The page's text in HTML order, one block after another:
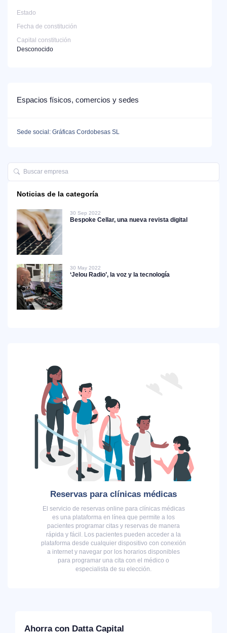
Estado
Fecha de constitución
Capital constitución
Desconocido
Espacios físicos, comercios y sedes
Sede social: Gráficas Cordobesas SL
Noticias de la categoría
30 Sep 2022
Bespoke Cellar, una nueva revista digital
30 May 2022
‘Jelou Radio’, la voz y la tecnología
Reservas para clínicas médicas
El servicio de reservas online para clínicas médicas
es una plataforma en línea que permite a los
pacientes programar citas y reservas de manera
rápida y fácil. Los pacientes pueden acceder a la
plataforma desde cualquier dispositivo con conexión
a internet y navegar por los horarios disponibles
para programar una cita con el médico o
especialista de su elección.
Ahorra con Datta Capital